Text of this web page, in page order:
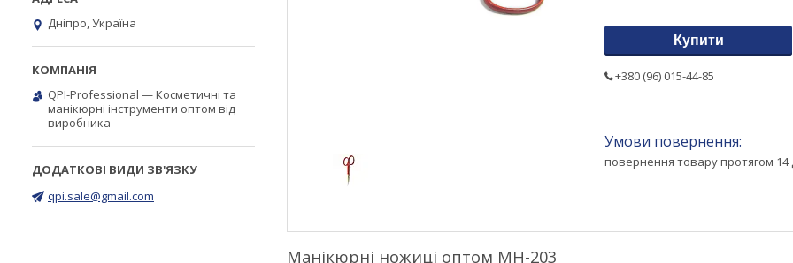
Купити
+380 (96) 015-44-85
повернення товару протягом 14
Манікюрні ножиці оптом MH-203
Дніпро, Україна
QPI-Professional — Косметичні та
манікюрні інструменти оптом від
виробника
qpi.sale@gmail.com